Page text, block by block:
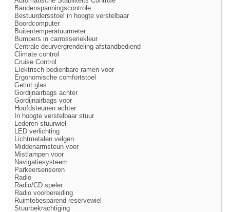
Bandenspanningscontrole
Bestuurdersstoel in hoogte verstelbaar
Boordcomputer
Buitentemperatuurmeter
Bumpers in carrosseriekleur
Centrale deurvergrendeling afstandbediend
Climate control
Cruise Control
Elektrisch bedienbare ramen voor
Ergonomische comfortstoel
Getint glas
Gordijnairbags achter
Gordijnairbags voor
Hoofdsteunen achter
In hoogte verstelbaar stuur
Lederen stuurwiel
LED verlichting
Lichtmetalen velgen
Middenarmsteun voor
Mistlampen voor
Navigatiesysteem
Parkeersensoren
Radio
Radio/CD speler
Radio voorbereiding
Ruimtebesparend reservewiel
Stuurbekrachtiging